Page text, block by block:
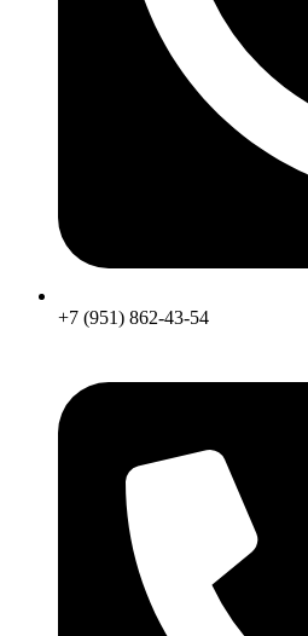
+7 (951) 862-43-54